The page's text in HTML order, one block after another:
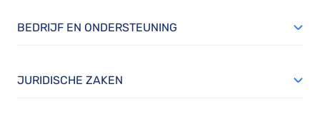
BEDRIJF EN ONDERSTEUNING
JURIDISCHE ZAKEN